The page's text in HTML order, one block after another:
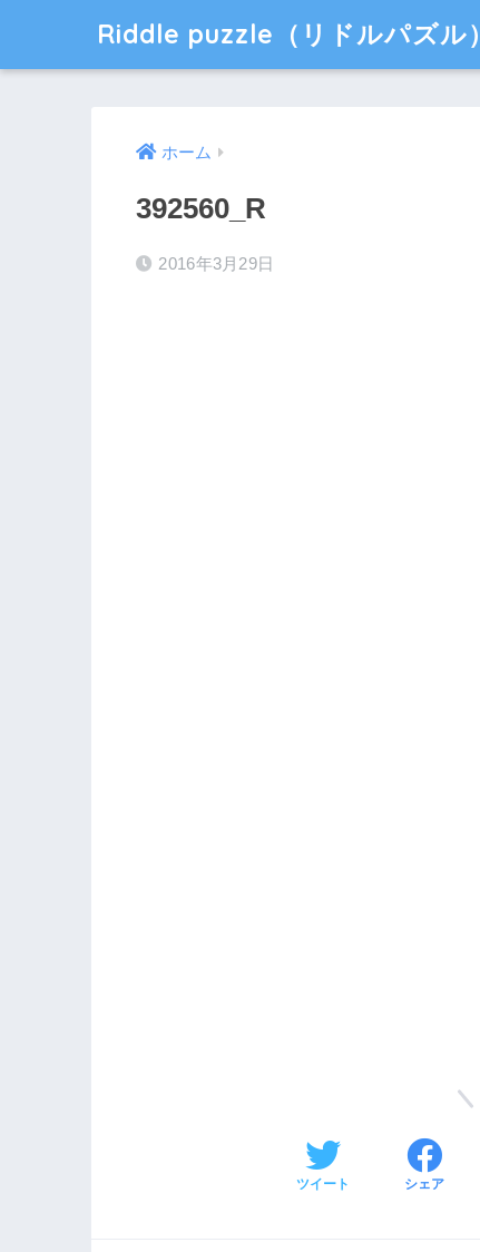
Riddle puzzle（リドルパズル）
ホーム
392560_R
2016年3月29日
ツイート シェア